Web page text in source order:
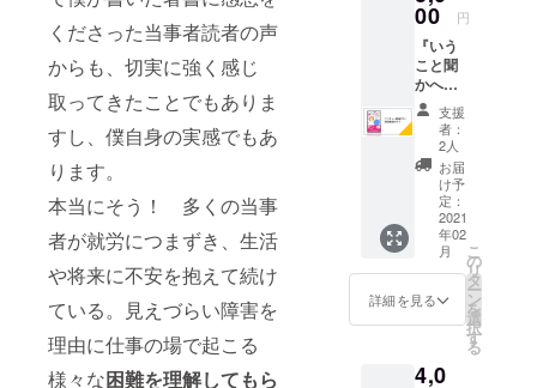
くださった当事者読者の声
からも、切実に強く感じ
取ってきたことでもありま
すし、僕自身の実感でもあ
ります。
本当にそう！ 多くの当事
者が就労につまずき、生活
や将来に不安を抱えて続け
ている。見えづらい障害を
理由に仕事の場で起こる
様々な困難を理解してもら
たしま
す。 書
籍内容
等につ
いて
https://
www.a
mazon.
co.jp/dp
/B08JD
TRKZH/
で、一
般に販
売され
ている
価格よ
り高く
なりま
すこと
をご了
承の
上、支
援をお
願いい
籍内容
等につ
www.a
素材・
² 綿
100% ※
生産の
過程で
3cm前
後の個
体差が
生じる
場合が
ありま
す。予
めご了
承くだ
さい。
ファン
演動画
鈴木大
介著
『され
ど愛し
きお妻
様
「大人
の発達
障害」
の妻と
「脳が
壊れ
た」僕
の１８
年間』
たもの
00 円
『いう
こと聞
かへん
脳やけ
ど』と
西村紀
子の講
演動
画。 西
村紀子
著『い
うこと
聞かへ
ん脳や
けど』
ルに
支援
者：
2人
お届
け予
定：
2021
年02
月
詳細を見る
こ
の
リ
タ
ー
ン
を
選
択
す
る
4,0